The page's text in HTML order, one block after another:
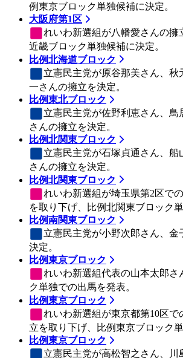
例東京ブロック単独候補に決定。
大阪府第1区
れいわ新選組が八幡愛さんの擁
近畿ブロック単独候補に決定。
比例北海道ブロック
立憲民主党が原谷那美さん、秋
一さんの擁立を決定。
比例東北ブロック
立憲民主党が佐野利恵さん、鳥
さんの擁立を決定。
比例北関東ブロック
立憲民主党が石塚貞通さん、船
さんの擁立を決定。
比例北関東ブロック
れいわ新選組が埼玉県第2区で
を取り下げ、比例北関東ブロック
比例南関東ブロック
立憲民主党が小野次郎さん、金
決定。
比例東京ブロック
れいわ新選組代表の山本太郎さ
ク単独での出馬を発表。
比例東京ブロック
れいわ新選組が東京都第10区
立を取り下げ、比例東京ブロック
比例東京ブロック
立憲民主党が高松智之さん、川